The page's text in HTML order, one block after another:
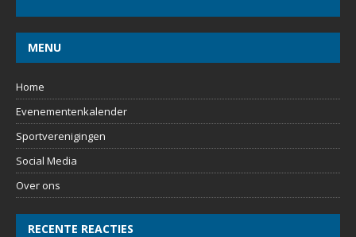
MENU
Home
Evenementenkalender
Sportverenigingen
Social Media
Over ons
RECENTE REACTIES